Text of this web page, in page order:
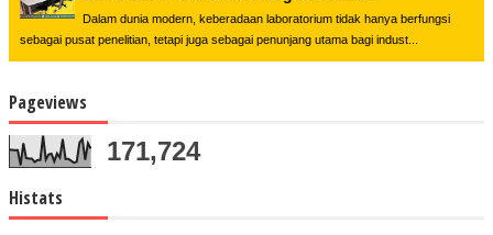
Dalam dunia modern, keberadaan laboratorium tidak hanya berfungsi
sebagai pusat penelitian, tetapi juga sebagai penunjang utama bagi indust...
Pageviews
171,724
Histats